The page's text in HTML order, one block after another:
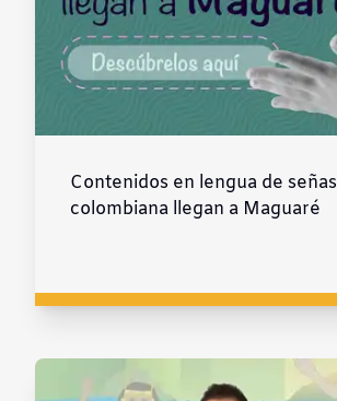
Contenidos en lengua de señas
colombiana llegan a Maguaré